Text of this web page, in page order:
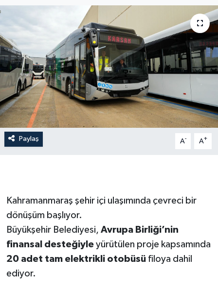
Paylaş A- A+
Kahramanmaraş şehir içi ulaşımında çevreci bir
dönüşüm başlıyor.
Büyükşehir Belediyesi, Avrupa Birliği’nin
finansal desteğiyleyürütülen proje kapsamında
20 adet tam elektrikli otobüsüfiloya dahil
ediyor.
İLÇE HABERLERİ
KÜLTÜR-SANAT
KSÜ
DÜNYA
ROPORTAJ
YEREL YÖNETİM
MEDYA
SEÇİM 2011